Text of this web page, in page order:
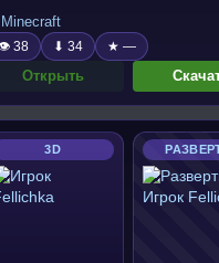
38 ⬇ 34 ★ —
Открыть
3D